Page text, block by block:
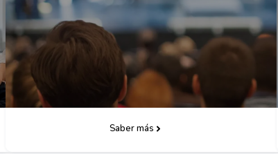
Descarga Folleto
Saber más